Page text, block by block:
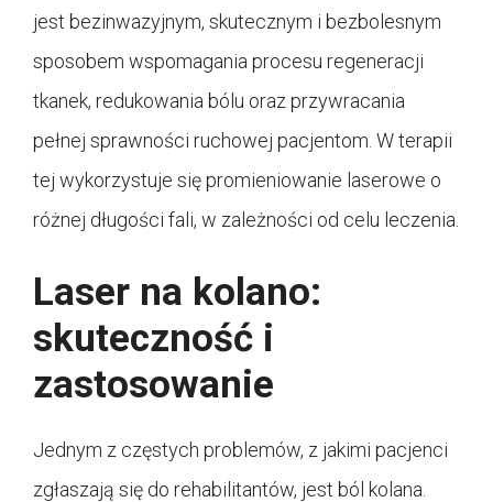
jest bezinwazyjnym, skutecznym i bezbolesnym
sposobem wspomagania procesu regeneracji
tkanek, redukowania bólu oraz przywracania
pełnej sprawności ruchowej pacjentom. W terapii
tej wykorzystuje się promieniowanie laserowe o
różnej długości fali, w zależności od celu leczenia.
Laser na kolano:
skuteczność i
zastosowanie
Jednym z częstych problemów, z jakimi pacjenci
zgłaszają się do rehabilitantów, jest ból kolana.